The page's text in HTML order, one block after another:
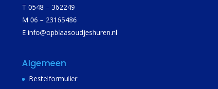
T 0548 – 362249
M 06 – 23165486
E info@opblaasoudjeshuren.nl
Algemeen
Bestelformulier